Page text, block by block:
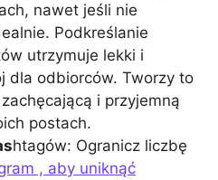
nawet jeśli nie
Podkreślanie
utrzymuje lekki i
dla odbiorców. Tworzy to
i przyjemną
postach.
htagów: Ogranicz liczbę
, aby uniknąć